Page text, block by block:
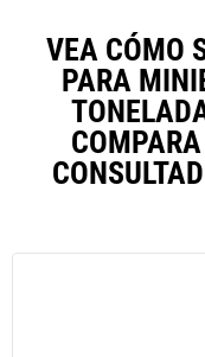
VEA CÓMO
PARA